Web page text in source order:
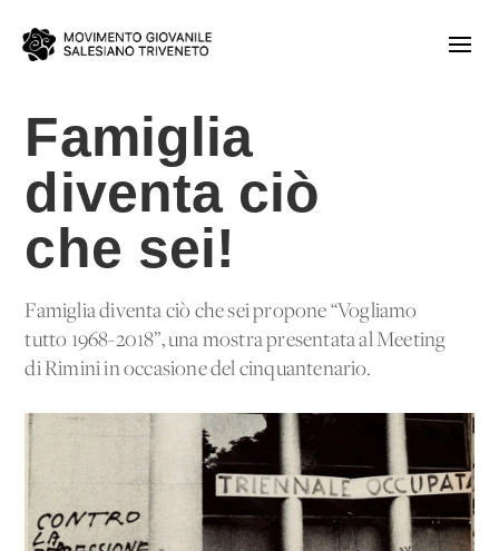
Famiglia
diventa ciò
che sei!
Famiglia diventa ciò che sei propone “Vogliamo
tutto 1968-2018”, una mostra presentata al Meeting
di Rimini in occasione del cinquantenario.